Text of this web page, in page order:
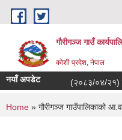
Skip to main content
गौरीगञ्‍ज गाउँ
कोशी प्रदेश, नेपाल
नयाँ अपडेट (२०८३/०४/२१)
You are here
Home » गौरीगञ्ज गाउँपालिकाको